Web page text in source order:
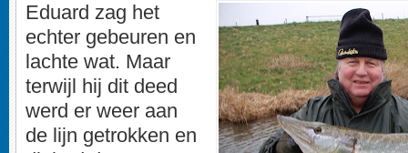
Eduard zag het
echter gebeuren en
lachte wat. Maar
terwijl hij dit deed
werd er weer aan
de lijn getrokken en